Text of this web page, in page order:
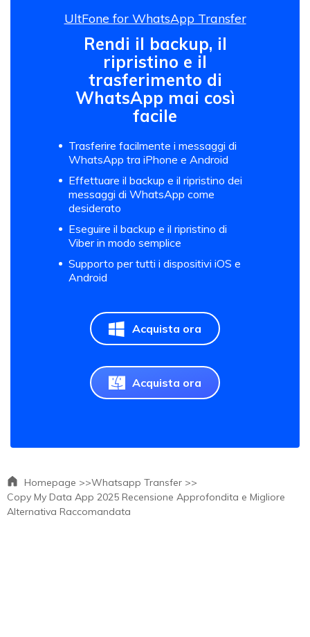
UltFone for WhatsApp Transfer
Rendi il backup, il
ripristino e il
trasferimento di
WhatsApp mai così
facile
Trasferire facilmente i messaggi di
WhatsApp tra iPhone e Android
Effettuare il backup e il ripristino dei
messaggi di WhatsApp come
desiderato
Eseguire il backup e il ripristino di
Viber in modo semplice
Supporto per tutti i dispositivi iOS e
Android
Acquista ora
Acquista ora
Homepage >>Whatsapp Transfer >>
Copy My Data App 2025 Recensione Approfondita e Migliore
Alternativa Raccomandata